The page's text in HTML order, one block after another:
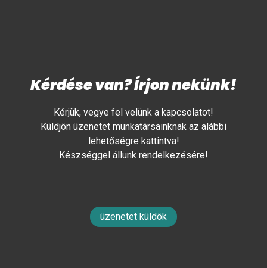
Kérdése van? Írjon nekünk!
Kérjük, vegye fel velünk a kapcsolatot!
Küldjön üzenetet munkatársainknak az alábbi
lehetőségre kattintva!
Készséggel állunk rendelkezésére!
üzenetet küldök